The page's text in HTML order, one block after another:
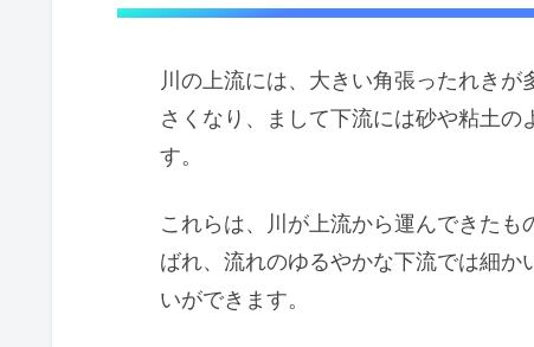
川の上流には、大きい角張ったれき
さくなり、まして下流には砂や粘土の
す。
これらは、川が上流から運んできた
ばれ、流れのゆるやかな下流では細
いができます。